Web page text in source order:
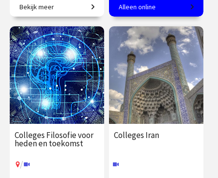
De filosofische opvattingen
van Merleau-Ponty en
Hockney’s onderzoek naar
de verschillende manieren
van kijken.
€ 19.50
vanaf 15
sep.
Op locatie
Bekijk meer
Een andere kijk op de
werkelijkheid
€ 345.00
vanaf 23
sep.
Online
Alleen online
Colleges Filosofie voor
heden en toekomst
/
Colleges Iran